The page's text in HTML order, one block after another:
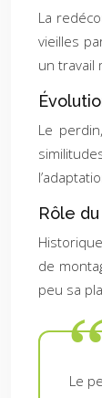
La
vieilles
un travail
Le
Rôle
de
peu sa
Le